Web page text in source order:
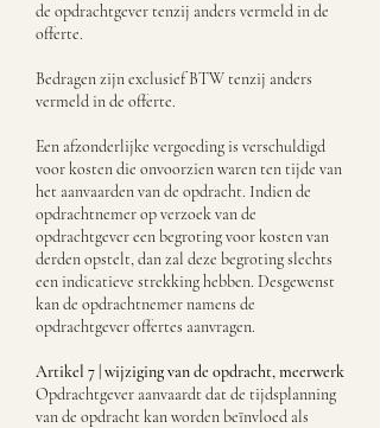
de opdrachtgever tenzij anders vermeld in de
offerte.
Bedragen zijn exclusief BTW tenzij anders
vermeld in de offerte.
Een afzonderlijke vergoeding is verschuldigd
voor kosten die onvoorzien waren ten tijde van
het aanvaarden van de opdracht. Indien de
opdrachtnemer op verzoek van de
opdrachtgever een begroting voor kosten van
derden opstelt, dan zal deze begroting slechts
een indicatieve strekking hebben. Desgewenst
kan de opdrachtnemer namens de
opdrachtgever offertes aanvragen.
Artikel 7 | wijziging van de opdracht, meerwerk
Opdrachtgever aanvaardt dat de tijdsplanning
van de opdracht kan worden beïnvloed als